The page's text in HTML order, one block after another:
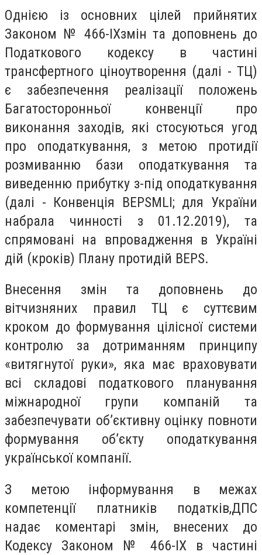
Однією із основних цілей прийнятих
Законом № 466-IXзмін та доповнень до
Податкового кодексу в частині
трансфертного ціноутворення (далі - ТЦ)
є забезпечення реалізації положень
Багатосторонньої конвенції про
виконання заходів, які стосуються угод
про оподаткування, з метою протидії
розмиванню бази оподаткування та
виведенню прибутку з-під оподаткування
(далі - Конвенція ВЕРSMLI; для України
набрала чинності з 01.12.2019), та
спрямовані на впровадження в Україні
дій (кроків) Плану протидій ВЕРS.
Внесення змін та доповнень до
вітчизняних правил ТЦ є суттєвим
кроком до формування цілісної системи
контролю за дотриманням принципу
«витягнутої руки», яка має враховувати
всі складові податкового планування
міжнародної групи компаній та
забезпечувати об’єктивну оцінку повноти
формування об’єкту оподаткування
української компанії.
З метою інформування в межах
компетенції платників податків,ДПС
надає коментарі змін, внесених до
Кодексу Законом № 466-IX в частині